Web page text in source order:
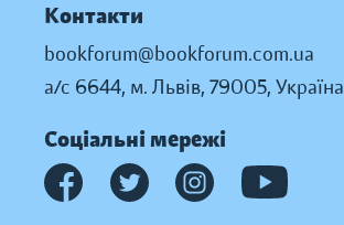
Контакти
bookforum@bookforum.com.ua
а/с 6644, м. Львів, 79005, Україна
Соціальні мережі